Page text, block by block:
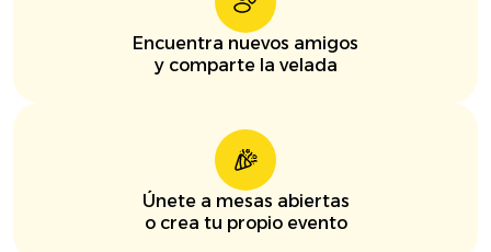
Encuentra nuevos amigos
y comparte la velada
Únete a mesas abiertas
o crea tu propio evento